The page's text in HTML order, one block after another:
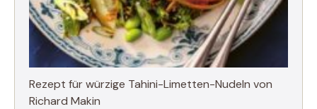
Rezept für würzige Tahini-Limetten-Nudeln von
Richard Makin